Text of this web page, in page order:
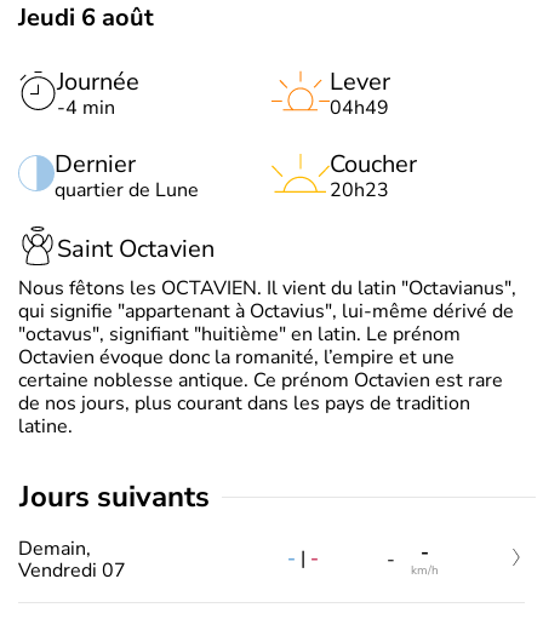
Jeudi 6 août
Journée
-4 min
Dernier
quartier de Lune
Lever
04h49
Coucher
20h23
Saint Octavien
Nous fêtons les OCTAVIEN. Il vient du latin "Octavianus",
qui signifie "appartenant à Octavius", lui-même dérivé de
"octavus", signifiant "huitième" en latin. Le prénom
Octavien évoque donc la romanité, l’empire et une
certaine noblesse antique. Ce prénom Octavien est rare
de nos jours, plus courant dans les pays de tradition
latine.
jours suivants
Demain,
Vendredi 07
- | - - -
km/h